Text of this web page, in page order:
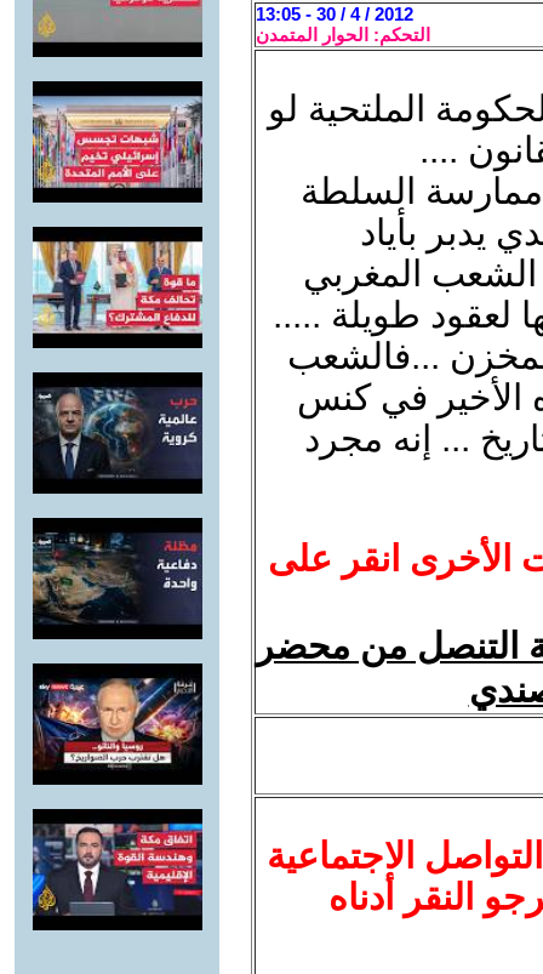
2012 / 4 / 30 - 13:05
التحكم: الحوار المتمدن
الملتحية لو
....
السلطة
يدبر بأياد
المغربي
لعقود طويلة .....
...فالشعب
قراره الأخير في كنس
... إنه مجرد
الأخرى انقر على
التنصل من محضر
الاجتماعية
النقر أدناه